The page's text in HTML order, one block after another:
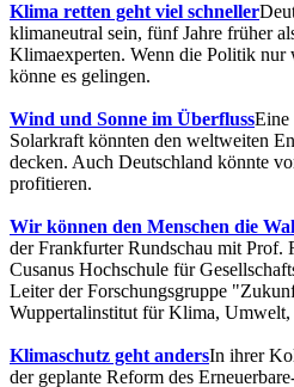
Klima retten geht viel schneller
klimaneutral sein, fünf Jahre früher
Klimaexperten. Wenn die Politik nur
könne es gelingen.
Wind und Sonne im ÜberflussEine
Solarkraft könnten den weltweiten
decken. Auch Deutschland könnte
profitieren.
Wir können den Menschen die
der Frankfurter Rundschau mit Prof.
Cusanus Hochschule für
Leiter der Forschungsgruppe
Wuppertalinstitut für Klima, Umwelt,
Klimaschutz geht andersIn ihrer
der geplante Reform des